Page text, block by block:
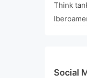
Think
Social